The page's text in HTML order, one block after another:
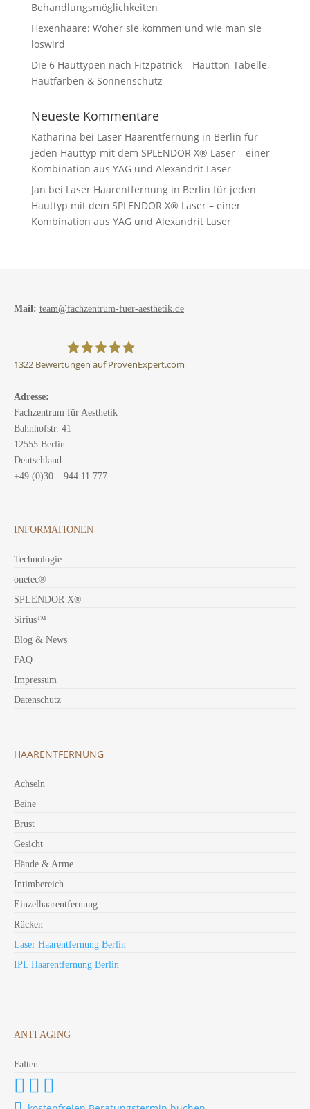
Behandlungsmöglichkeiten
Hexenhaare: Woher sie kommen und wie man sie
loswird
Die 6 Hauttypen nach Fitzpatrick – Hautton-Tabelle,
Hautfarben & Sonnenschutz
Neueste Kommentare
Katharina bei Laser Haarentfernung in Berlin für
jeden Hauttyp mit dem SPLENDOR X® Laser – einer
Kombination aus YAG und Alexandrit Laser
Jan bei Laser Haarentfernung in Berlin für jeden
Hauttyp mit dem SPLENDOR X® Laser – einer
Kombination aus YAG und Alexandrit Laser
Mail: team@fachzentrum-fuer-aesthetik.de
1322 Bewertungen auf ProvenExpert.com
Adresse:
Fachzentrum für Aesthetik
Bahnhofstr. 41
12555 Berlin
Deutschland
+49 (0)30 – 944 11 777
INFORMATIONEN
Technologie
onetec®
SPLENDOR X®
Sirius™
Blog & News
FAQ
Impressum
Datenschutz
HAARENTFERNUNG
Achseln
Beine
Brust
Gesicht
Hände & Arme
Intimbereich
Einzelhaarentfernung
Rücken
Laser Haarentfernung Berlin
IPL Haarentfernung Berlin
ANTI AGING
Falten
  